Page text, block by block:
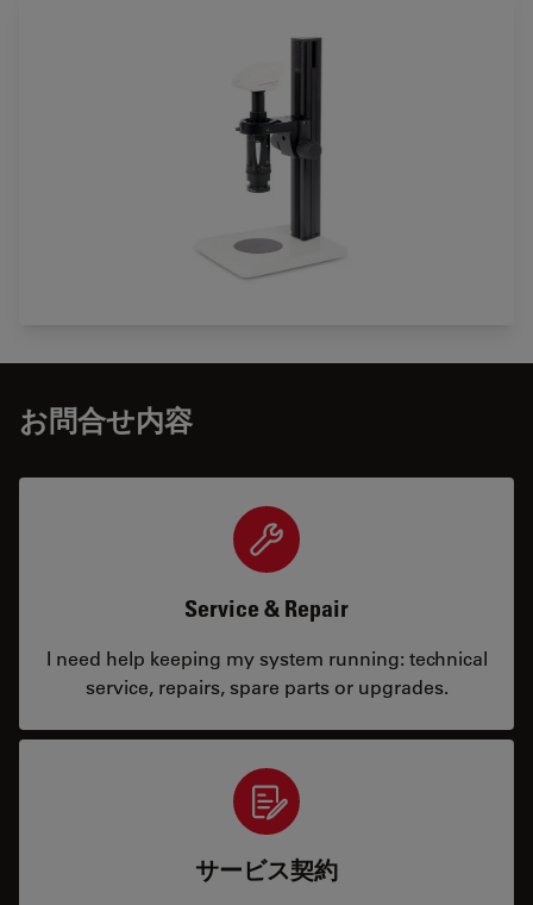
お問合せ内容
Service & Repair
I need help keeping my system running: technical
service, repairs, spare parts or upgrades.
サービス契約